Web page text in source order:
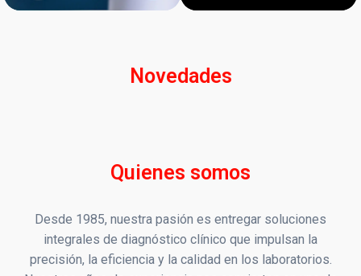
Novedades
Quienes somos
Desde 1985, nuestra pasión es entregar soluciones
integrales de diagnóstico clínico que impulsan la
precisión, la eficiencia y la calidad en los laboratorios.